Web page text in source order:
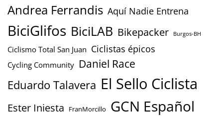
Andrea Ferrandis Aquí Nadie Entrena
BiciGlifos BiciLAB Bikepacker Burgos-BH
Ciclismo Total San Juan Ciclistas épicos
Cycling Community Daniel Race
Eduardo Talavera El Sello Ciclista
Ester Iniesta FranMorcillo GCN Español